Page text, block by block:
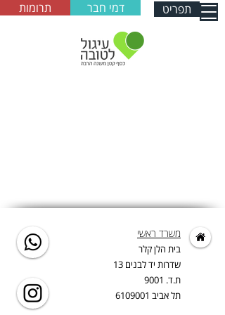
תרומות דמי חבר תפריט
משרד ראשי
בית הלן קלר
שדרות יד לבנים 13
ת.ד. 9001
תל אביב 6109001